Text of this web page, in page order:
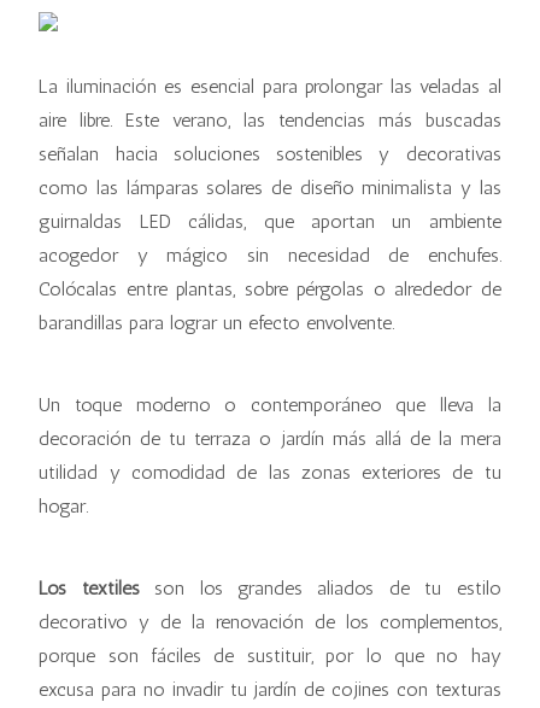
La iluminación es esencial para prolongar las veladas al
aire libre. Este verano, las tendencias más buscadas
señalan hacia soluciones sostenibles y decorativas
como las lámparas solares de diseño minimalista y las
guirnaldas LED cálidas, que aportan un ambiente
acogedor y mágico sin necesidad de enchufes.
Colócalas entre plantas, sobre pérgolas o alrededor de
barandillas para lograr un efecto envolvente.
Un toque moderno o contemporáneo que lleva la
decoración de tu terraza o jardín más allá de la mera
utilidad y comodidad de las zonas exteriores de tu
hogar.
Los textilesson los grandes aliados de tu estilo
decorativo y de la renovación de los complementos,
porque son fáciles de sustituir, por lo que no hay
excusa para no invadir tu jardín de cojines con texturas